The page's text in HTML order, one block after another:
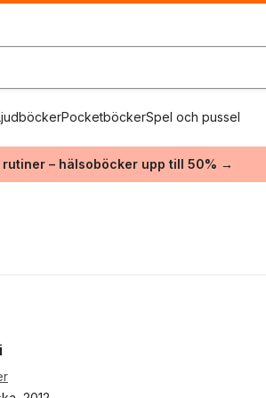
PocketböckerSpel och pussel
rutiner – hälsoböcker upp till 50% →